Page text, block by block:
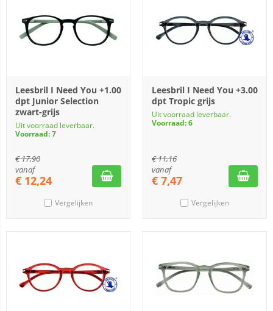
Leesbril I Need You +1.00
dpt Junior Selection
zwart-grijs
Uit voorraad leverbaar.
Voorraad: 7
€17,90
vanaf
€ 12,24
Vergelijken
Leesbril I Need You +3.00
dpt Tropic grijs
Uit voorraad leverbaar.
Voorraad: 6
€11,16
vanaf
€ 7,47
Vergelijken